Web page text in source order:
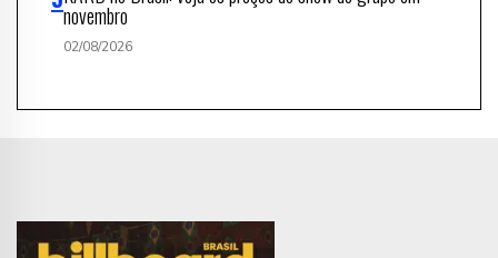
novembro
02/08/2026